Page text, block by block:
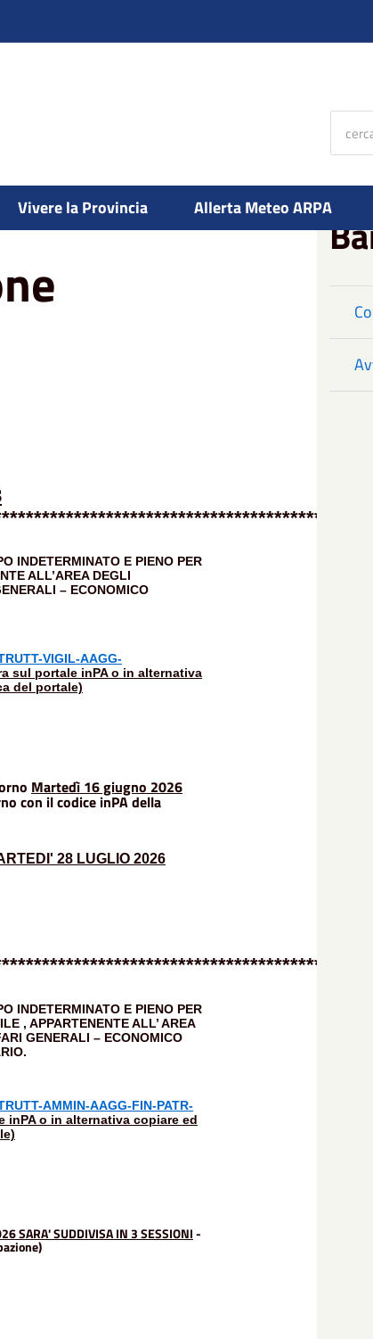
Vivere la Provincia Allerta Meteo ARPA
personale
INDETERMINATO E PIENO PER
ALL’AREA DEGLI
– ECONOMICO
VIGIL-AAGG-
sul portale inPA o in alternativa
del portale)
Martedì 16 giugno 2026
con il codice inPA della
28 LUGLIO 2026
INDETERMINATO E PIENO PER
, APPARTENENTE ALL’ AREA
GENERALI – ECONOMICO
AMMIN-AAGG-FIN-PATR-
o in alternativa copiare ed
SARA' SUDDIVISA IN 3 SESSIONI-